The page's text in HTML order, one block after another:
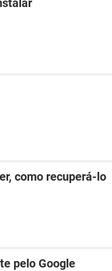
como recuperá-lo
pelo Google